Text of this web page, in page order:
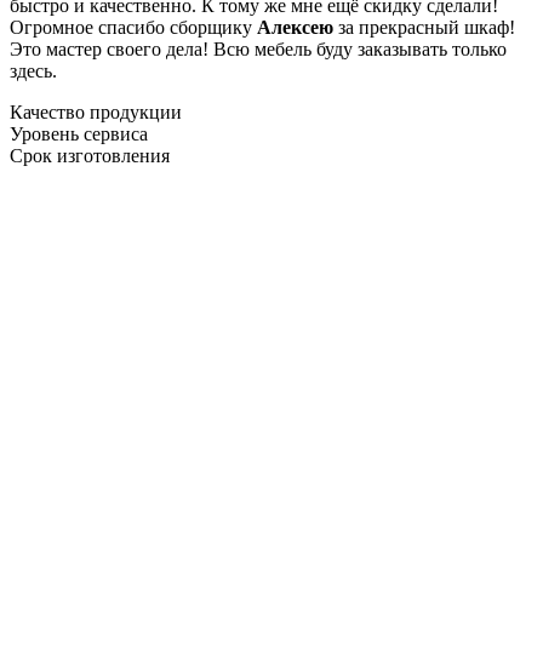
быстро и качественно. К тому же мне ещё скидку сделали!
Огромное спасибо сборщику Алексею за прекрасный шкаф!
Это мастер своего дела! Всю мебель буду заказывать только
здесь.
Качество продукции
Уровень сервиса
Срок изготовления